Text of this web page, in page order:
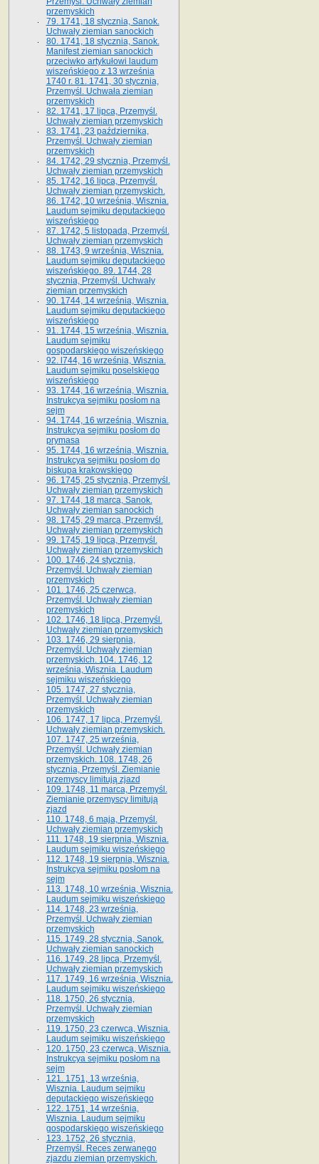
przemyskich
79. 1741, 18 stycznia, Sanok.
Uchwały ziemian sanockich
80. 1741, 18 stycznia, Sanok.
Manifest ziemian sanockich
przeciwko artykułowi laudum
wiszeńskiego z 13 wrze­śnia
1740 r. 81. 1741, 30 stycznia,
Przemyśl. Uchwała ziemian
przemyskich
82. 1741, 17 lipca, Przemyśl.
Uchwały ziemian przemyskich
83. 1741, 23 października,
Przemyśl. Uchwały ziemian
przemyskich
84. 1742, 29 stycznia, Przemyśl.
Uchwały ziemian przemyskich
85. 1742, 16 lipca, Przemyśl.
Uchwały ziemian przemyskich.
86. 1742, 10 września, Wisznia.
Laudum sejmiku deputackiego
wiszeńskiego
87. 1742, 5 listopada, Przemyśl.
Uchwały ziemian przemyskich
88. 1743, 9 września, Wisznia.
Laudum sejmiku deputackiego
wiszeńskiego. 89. 1744, 28
stycznia, Przemyśl. Uchwały
ziemian przemyskich
90. 1744, 14 września, Wisznia.
Laudum sejmiku deputackiego
wiszeńskiego
91. 1744, 15 września, Wisznia.
Laudum sejmiku
gospodarskiego wiszeńskiego
92. l744, 16 września, Wisznia.
Laudum sejmiku poselskiego
wiszeńskiego
93. 1744, 16 września, Wisznia.
Instrukcya sejmiku posłom na
sejm
94. 1744, 16 września, Wisznia.
Instrukcya sejmiku posłom do
prymasa
95. 1744, 16 września, Wisznia.
Instrukcya sejmiku posłom do
biskupa krakowskiego
96. 1745, 25 stycznia, Przemyśl.
Uchwały ziemian przemyskich
97. 1744, 18 marca, Sanok.
Uchwały ziemian sanockich
98. 1745, 29 marca, Przemyśl.
Uchwały ziemian przemyskich
99. 1745, 19 lipca, Przemyśl.
Uchwały ziemian przemyskich
100. 1746, 24 stycznia,
Przemyśl. Uchwały ziemian
przemyskich
101. 1746, 25 czerwca,
Przemyśl. Uchwały ziemian
przemyskich
102. 1746, 18 lipca, Przemyśl.
Uchwały ziemian przemyskich
103. 1746, 29 sierpnia,
Przemyśl. Uchwały ziemian
przemyskich. 104. 1746, 12
września, Wisznia. Laudum
sejmiku wiszeńskiego
105. 1747, 27 stycznia,
Przemyśl. Uchwały ziemian
przemyskich
106. 1747, 17 lipca, Przemyśl.
Uchwały ziemian przemyskich.
107. 1747, 25 września,
Przemyśl. Uchwały ziemian
przemyskich. 108. 1748, 26
stycznia, Przemyśl. Ziemianie
przemyscy limitują zjazd
109. 1748, 11 marca, Przemyśl.
Ziemianie przemyscy limitują
zjazd
110. 1748, 6 maja, Przemyśl.
Uchwały ziemian przemyskich
111. 1748, 19 sierpnia, Wisznia.
Laudum sejmiku wiszeńskiego
112. 1748, 19 sierpnia, Wisznia.
Instrukcya sejmiku posłom na
sejm
113. 1748, 10 września, Wisznia.
Laudum sejmiku wiszeńskiego
114. 1748, 23 września,
Przemyśl. Uchwały ziemian
przemyskich
115. 1749, 28 stycznia, Sanok.
Uchwały ziemian sanockich
116. 1749, 28 lipca, Przemyśl.
Uchwały ziemian przemyskich
117. 1749, 16 września, Wisznia.
Laudum sejmiku wiszeńskiego
118. 1750, 26 stycznia,
Przemyśl. Uchwały ziemian
przemyskich
119. 1750, 23 czerwca, Wisznia.
Laudum sejmiku wiszeńskiego
120. 1750, 23 czerwca, Wisznia.
Instrukcya sejmiku posłom na
sejm
121. 1751, 13 września,
Wisznia. Laudum sejmiku
deputackiego wiszeńskiego
122. 1751, 14 września,
Wisznia. Laudum sejmiku
gospodarskiego wiszeńskiego
123. 1752, 26 stycznia,
Przemyśl. Reces zerwanego
zjazdu ziemian przemyskich.